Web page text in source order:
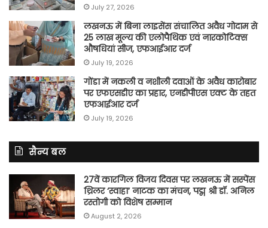
July 27, 2026
लखनऊ में बिना लाइसेंस संचालित अवैध गोदाम से
25 लाख मूल्य की एलोपैथिक एवं नारकोटिक्स
औषधियां सीज, एफआईआर दर्ज
July 19, 2026
गोंडा में नकली व नशीली दवाओं के अवैध कारोबार
पर एफएसडीए का प्रहार, एनडीपीएस एक्ट के तहत
एफआईआर दर्ज
July 19, 2026
सैन्य बल
27वें कारगिल विजय दिवस पर लखनऊ में सस्पेंस
थ्रिलर ‘स्वाहा’ नाटक का मंचन, पद्म श्री डॉ. अनिल
रस्तोगी को विशेष सम्मान
August 2, 2026